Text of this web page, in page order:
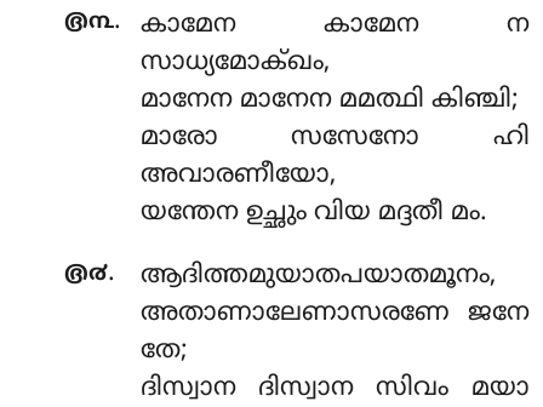
൫൩.
കാമേന കാമേന ന
സാധ്യമോക്ഖം,
മാനേന മാനേന മമത്ഥി കിഞ്ചി;
മാരോ സസേനോ ഹി
അവാരണീയോ,
യന്തേന ഉച്ഛും വിയ മദ്ദതീ മം.
൫൪.
ആദിത്തമുയാതപയാതമൂനം,
അതാണാലേണാസരണേ ജനേ
തേ;
ദിസ്വാന ദിസ്വാന സിവം മയാ